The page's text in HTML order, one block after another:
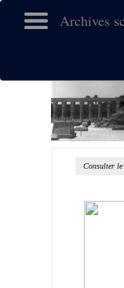
Archives
Consulter le